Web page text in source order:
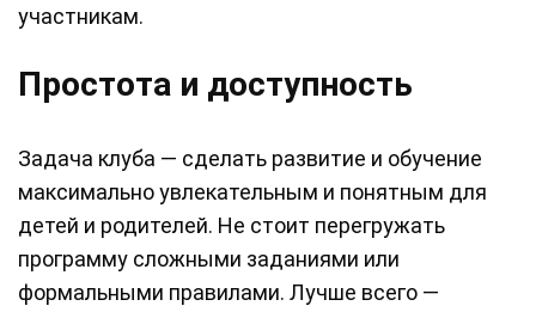
участникам.
Простота и доступность
Задача клуба — сделать развитие и обучение
максимально увлекательным и понятным для
детей и родителей. Не стоит перегружать
программу сложными заданиями или
формальными правилами. Лучше всего —